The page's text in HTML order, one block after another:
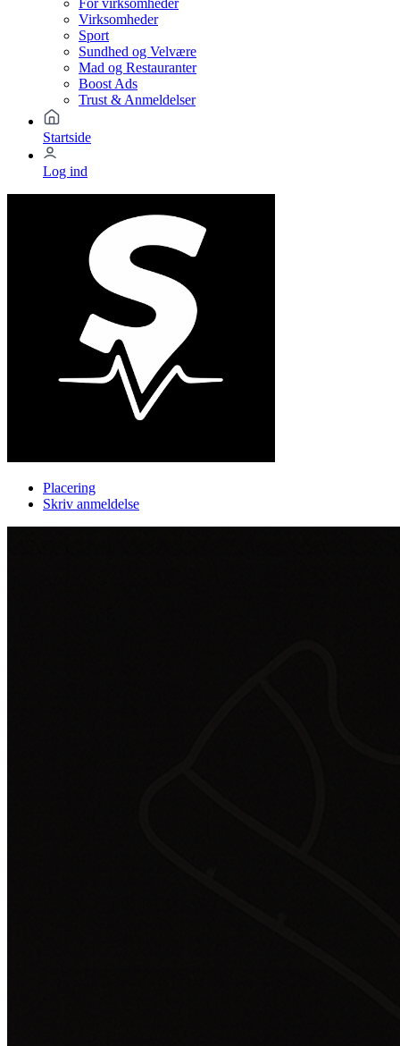
For virksomheder
Virksomheder
Sport
Sundhed og Velvære
Mad og Restauranter
Boost Ads
Trust & Anmeldelser
Startside
Log ind
Placering
Skriv anmeldelse